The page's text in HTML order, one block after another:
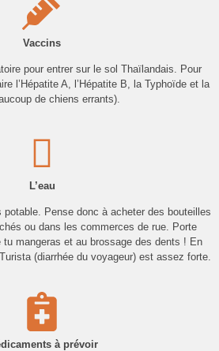
Vaccins
pour entrer sur le sol Thaïlandais. Pour
l’Hépatite A, l’Hépatite B, la Typhoïde et la
de chiens errants).
L’eau
potable. Pense donc à acheter des bouteilles
ou dans les commerces de rue. Porte
mangeras et au brossage des dents ! En
(diarrhée du voyageur) est assez forte.
à prévoir